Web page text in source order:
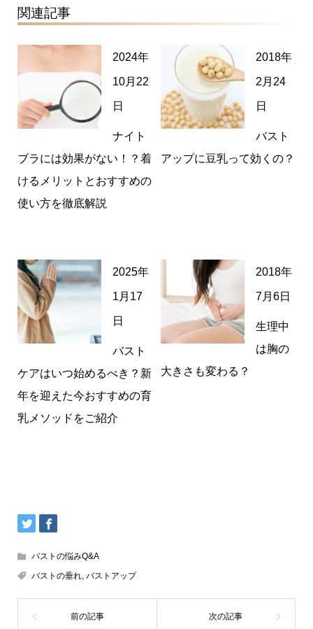
関連記事
2024年
10月22
日
ナイト
ブラには効果がない！？着
けるメリットとおすすめの
使い方を徹底解説
2018年
2月24
日
バスト
アップに豆乳って効くの？
2025年
1月17
日
バスト
ケアはいつ始めるべき？新
年を迎えた今おすすめの育
乳メソッドをご紹介
2018年
7月6日
生理中
は胸の
大きさも変わる？
バストの悩みQ&A
バストの垂れ, バストアップ